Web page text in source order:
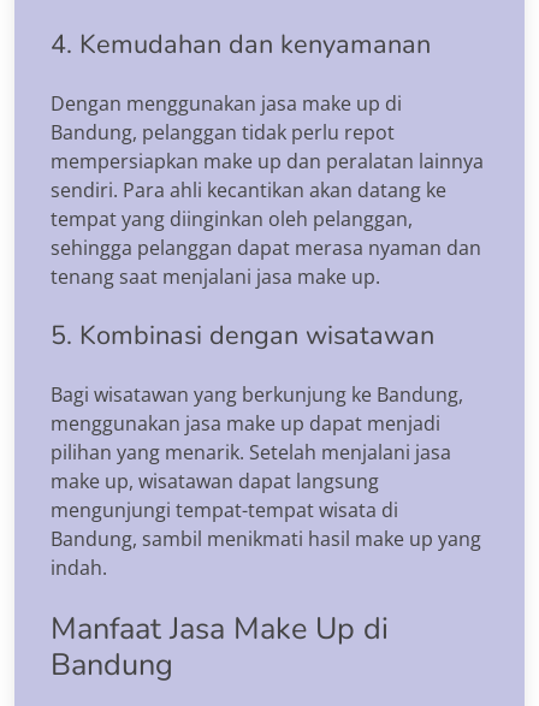
4. Kemudahan dan kenyamanan
Dengan menggunakan jasa make up di
Bandung, pelanggan tidak perlu repot
mempersiapkan make up dan peralatan lainnya
sendiri. Para ahli kecantikan akan datang ke
tempat yang diinginkan oleh pelanggan,
sehingga pelanggan dapat merasa nyaman dan
tenang saat menjalani jasa make up.
5. Kombinasi dengan wisatawan
Bagi wisatawan yang berkunjung ke Bandung,
menggunakan jasa make up dapat menjadi
pilihan yang menarik. Setelah menjalani jasa
make up, wisatawan dapat langsung
mengunjungi tempat-tempat wisata di
Bandung, sambil menikmati hasil make up yang
indah.
Manfaat Jasa Make Up di
Bandung